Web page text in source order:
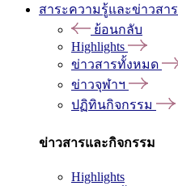
สาระความรู้และข่าวสาร
ย้อนกลับ
Highlights
ข่าวสารทั้งหมด
ข่าวจุฬาฯ
ปฏิทินกิจกรรม
ข่าวสารและกิจกรรม
Highlights